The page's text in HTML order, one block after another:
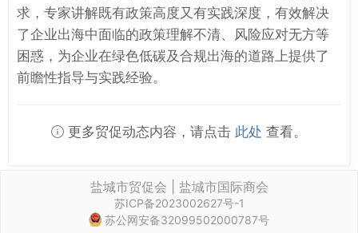
求，专家讲解既有政策高度又有实践深度，有效解决
了企业出海中面临的政策理解不清、风险应对无方等
困惑，为企业在绿色低碳及合规出海的道路上提供了
前瞻性指导与实践经验。
更多贸促动态内容，请点击 此处 查看。
盐城市贸促会 | 盐城市国际商会
苏ICP备2023002627号-1
苏公网安备32099502000787号